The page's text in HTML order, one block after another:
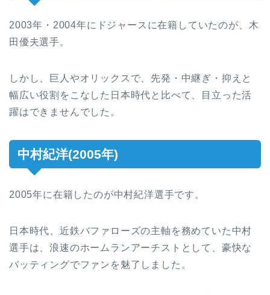
2003年・2004年にドジャースに在籍していたのが、木
田優夫選手。
しかし、巨人やオリックスで、先発・中継ぎ・抑えと
幅広い役割をこなした日本時代と比べて、目立った活
躍はできませんでした。
中村紀洋(2005年)
2005年に在籍したのが中村紀洋選手です。
日本時代、近鉄バファローズの主軸を務めていた中村
選手は、浪速のホームランアーチストとして、豪快な
バッティングでファンを魅了しました。